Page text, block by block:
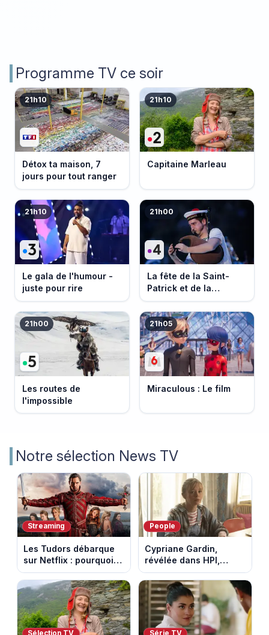
Programme TV ce soir
21h10
Détox ta maison, 7
jours pour tout ranger
21h10
Capitaine Marleau
21h10
Le gala de l'humour -
juste pour rire
21h00
La fête de la Saint-
Patrick et de la
Bretagne
21h00
Les routes de
l'impossible
21h05
Miraculous : Le film
Notre sélection News TV
Streaming
Les Tudors débarque
sur Netflix : pourquoi la
série n’a rien perdu de
son pouvoir
People
Cypriane Gardin,
révélée dans HPI,
lance une cagnotte
après des difficultés
financières
Sélection TV Série TV